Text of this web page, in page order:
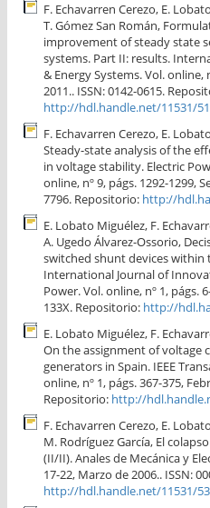
F. Echavarren Cerezo, E.
T. Gómez San Román,
improvement of steady state
systems. Part II: results.
& Energy Systems. Vol. online,
2011.. ISSN: 0142-0615.
http://hdl.handle.net/11531/
F. Echavarren Cerezo, E.
Steady-state analysis of the
in voltage stability. Electric
online, nº 9, págs. 1292-1299,
7796. Repositorio: http://
E. Lobato Miguélez, F.
A. Ugedo Álvarez-Ossorio,
switched shunt devices within
International Journal of
Power. Vol. online, nº 1, págs.
133X. Repositorio: http://
E. Lobato Miguélez, F.
On the assignment of voltage
generators in Spain. IEEE
online, nº 1, págs. 367-375,
Repositorio: http://
F. Echavarren Cerezo, E.
M. Rodríguez García, El
(II/II). Anales de Mecánica y
17-22, Marzo de 2006.. ISSN:
http://hdl.handle.net/11531/